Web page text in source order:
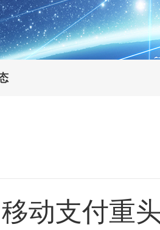
支付重头